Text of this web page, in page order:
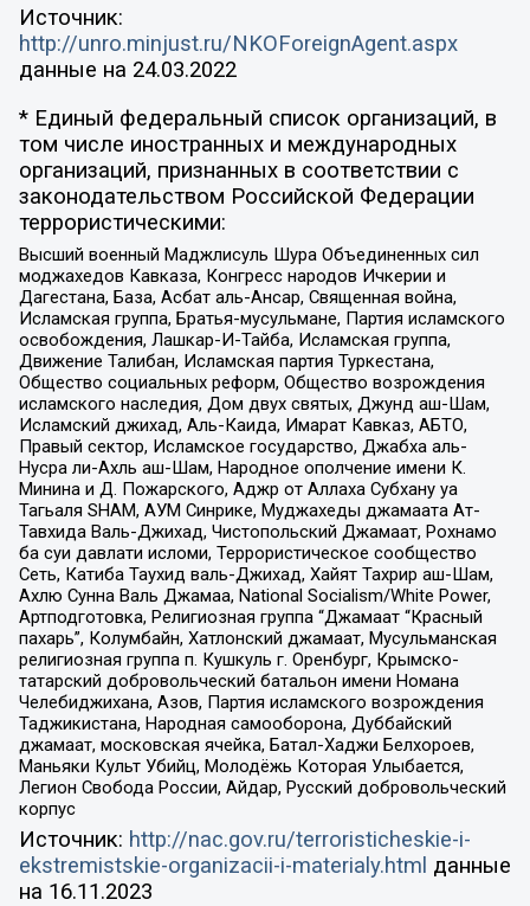
Источник:
http://unro.minjust.ru/NKOForeignAgent.aspx
данные на 24.03.2022
* Единый федеральный список организаций, в
том числе иностранных и международных
организаций, признанных в соответствии с
законодательством Российской Федерации
террористическими:
Высший военный Маджлисуль Шура Объединенных сил
моджахедов Кавказа, Конгресс народов Ичкерии и
Дагестана, База, Асбат аль-Ансар, Священная война,
Исламская группа, Братья-мусульмане, Партия исламского
освобождения, Лашкар-И-Тайба, Исламская группа,
Движение Талибан, Исламская партия Туркестана,
Общество социальных реформ, Общество возрождения
исламского наследия, Дом двух святых, Джунд аш-Шам,
Исламский джихад, Аль-Каида, Имарат Кавказ, АБТО,
Правый сектор, Исламское государство, Джабха аль-
Нусра ли-Ахль аш-Шам, Народное ополчение имени К.
Минина и Д. Пожарского, Аджр от Аллаха Субхану уа
Тагьаля SHAM, АУМ Синрике, Муджахеды джамаата Ат-
Тавхида Валь-Джихад, Чистопольский Джамаат, Рохнамо
ба суи давлати исломи, Террористическое сообщество
Сеть, Катиба Таухид валь-Джихад, Хайят Тахрир аш-Шам,
Ахлю Сунна Валь Джамаа, National Socialism/White Power,
Артподготовка, Религиозная группа “Джамаат “Красный
пахарь”, Колумбайн, Хатлонский джамаат, Мусульманская
религиозная группа п. Кушкуль г. Оренбург, Крымско-
татарский добровольческий батальон имени Номана
Челебиджихана, Азов, Партия исламского возрождения
Таджикистана, Народная самооборона, Дуббайский
джамаат, московская ячейка, Батал-Хаджи Белхороев,
Маньяки Культ Убийц, Молодёжь Которая Улыбается,
Легион Свобода России, Айдар, Русский добровольческий
корпус
Источник: http://nac.gov.ru/terroristicheskie-i-
ekstremistskie-organizacii-i-materialy.html данные
на 16.11.2023